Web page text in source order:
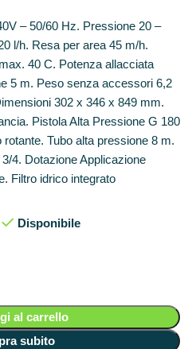
– 50/60 Hz. Pressione 20 –
l/h. Resa per area 45 m/h.
40 C. Potenza allacciata
5 m. Peso senza accessori 6,2
302 x 346 x 849 mm.
Pistola Alta Pressione G 180
Tubo alta pressione 8 m.
4. Dotazione Applicazione
Filtro idrico integrato
Disponibile
al carrello
subito